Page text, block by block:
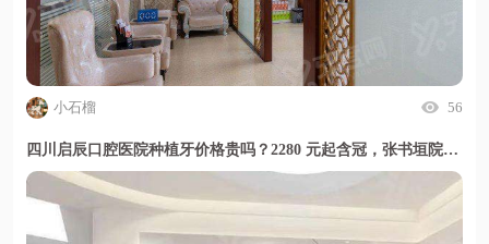
小石榴 56
四川启辰口腔医院种植牙价格贵吗？2280 元起含冠，张书垣院长专攻高难度种植,甜伊严选小程序一键预约